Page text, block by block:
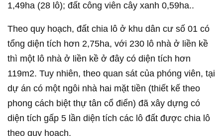
1,49ha (28 lô); đất công viên cây xanh 0,59ha..
Theo quy hoạch, đất chia lô ở khu dân cư số 01 có
tổng diện tích hơn 2,75ha, với 230 lô nhà ở liền kề
thì một lô nhà ở liền kề ở đây có diện tích hơn
119m2. Tuy nhiên, theo quan sát của phóng viên, tại
dự án có một ngôi nhà hai mặt tiền (thiết kế theo
phong cách biệt thự tân cổ điển) đã xây dựng có
diện tích gấp 5 lần diện tích các lô đất được chia lô
theo quy hoạch.